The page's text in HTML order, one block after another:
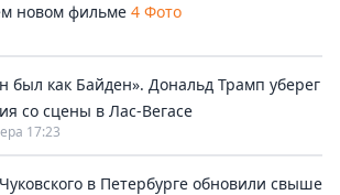
новом фильме 4 Фото
был как Байден». Дональд Трамп уберег
со сцены в Лас-Вегасе
17:23
в Петербурге обновили свыше